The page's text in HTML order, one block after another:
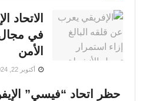
الاتحاد
في
الأمن
أكتوبر 22, 2024
حظر اتحاد “فيسي”